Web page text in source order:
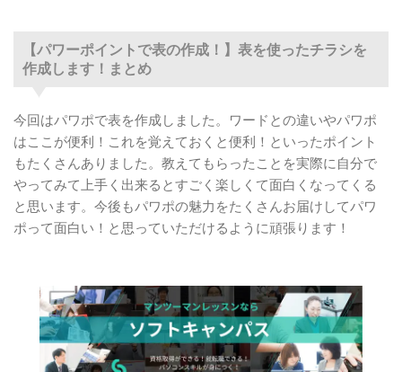
【パワーポイントで表の作成！】表を使ったチラシを
作成します！まとめ
今回はパワポで表を作成しました。ワードとの違いやパワポ
はここが便利！これを覚えておくと便利！といったポイント
もたくさんありました。教えてもらったことを実際に自分で
やってみて上手く出来るとすごく楽しくて面白くなってくる
と思います。今後もパワポの魅力をたくさんお届けしてパワ
ポって面白い！と思っていただけるように頑張ります！